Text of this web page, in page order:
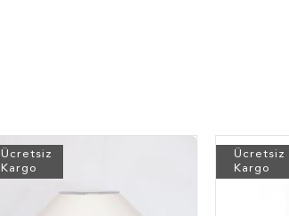
Ücretsiz
Kargo
Ücretsiz
Kargo